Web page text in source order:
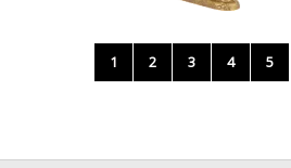
1 2 3 4 5